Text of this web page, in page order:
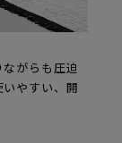
がらも圧迫
やすい、開